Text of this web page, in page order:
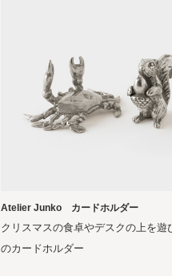
Atelier Junko カードホルダー
クリスマスの食卓やデスクの上を
のカードホルダー